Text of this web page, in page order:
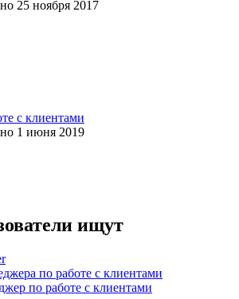
25 ноября 2017
с клиентами
1 июня 2019
ищут
по работе с клиентами
по работе с клиентами